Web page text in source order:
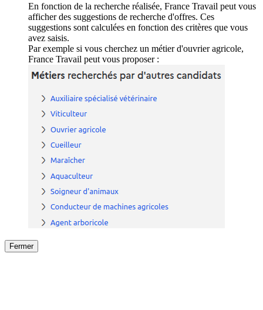
En fonction de la recherche réalisée, France Travail peut vous
afficher des suggestions de recherche d'offres. Ces
suggestions sont calculées en fonction des critères que vous
avez saisis.
Par exemple si vous cherchez un métier d'ouvrier agricole,
France Travail peut vous proposer :
Fermer